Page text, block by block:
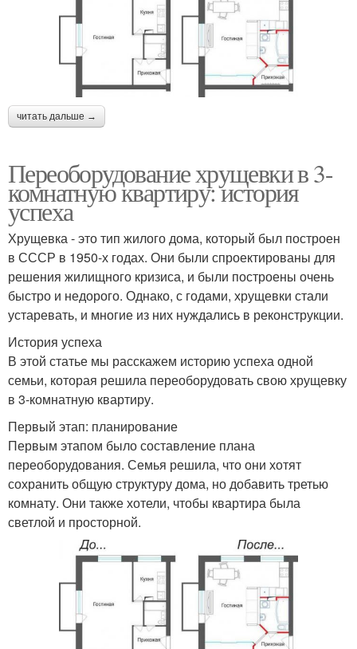
читать дальше →
Переоборудование хрущевки в 3-
комнатную квартиру: история
успеха
Хрущевка - это тип жилого дома, который был построен
в СССР в 1950-х годах. Они были спроектированы для
решения жилищного кризиса, и были построены очень
быстро и недорого. Однако, с годами, хрущевки стали
устаревать, и многие из них нуждались в реконструкции.
История успеха
В этой статье мы расскажем историю успеха одной
семьи, которая решила переоборудовать свою хрущевку
в 3-комнатную квартиру.
Первый этап: планирование
Первым этапом было составление плана
переоборудования. Семья решила, что они хотят
сохранить общую структуру дома, но добавить третью
комнату. Они также хотели, чтобы квартира была
светлой и просторной.